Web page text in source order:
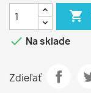

 Na sklade
Zdieľať